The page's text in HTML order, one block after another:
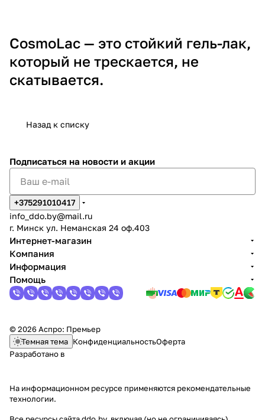
CosmoLac — это стойкий гель-лак,
который не трескается, не
скатывается.
Назад к списку
Подписаться на новости и акции
+375291010417
info_ddo.by@mail.ru
г. Минск ул. Неманская 24 оф.403
Интернет-магазин
Компания
Информация
Помощь
© 2026 Аспро: Премьер
Темная тема КонфиденциальностьОферта
Разработано в
На информационном ресурсе применяются рекомендательные
технологии.